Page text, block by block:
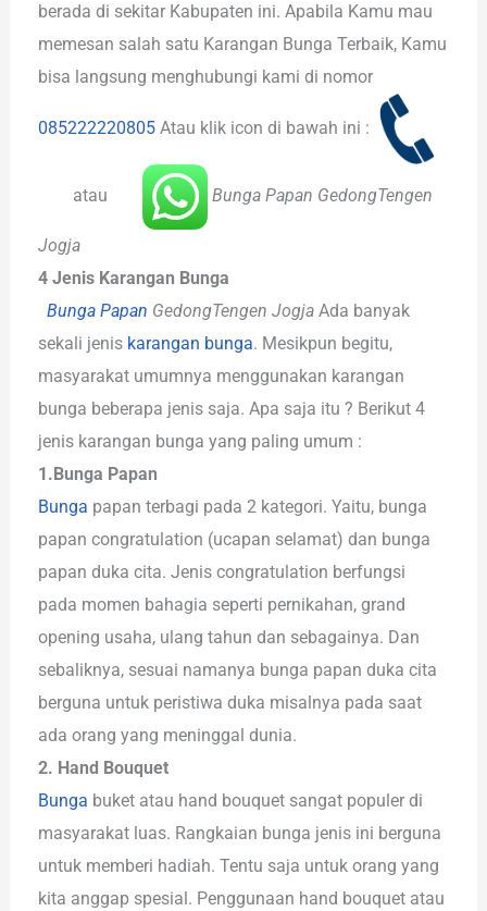
berada di sekitar Kabupaten ini. Apabila Kamu mau
memesan salah satu Karangan Bunga Terbaik, Kamu
bisa langsung menghubungi kami di nomor
085222220805 Atau klik icon di bawah ini :
atau Bunga Papan GedongTengen
Jogja
4 Jenis Karangan Bunga
Bunga Papan GedongTengen Jogja Ada banyak
sekali jenis karangan bunga. Mesikpun begitu,
masyarakat umumnya menggunakan karangan
bunga beberapa jenis saja. Apa saja itu ? Berikut 4
jenis karangan bunga yang paling umum :
1.Bunga Papan
Bunga papan terbagi pada 2 kategori. Yaitu, bunga
papan congratulation (ucapan selamat) dan bunga
papan duka cita. Jenis congratulation berfungsi
pada momen bahagia seperti pernikahan, grand
opening usaha, ulang tahun dan sebagainya. Dan
sebaliknya, sesuai namanya bunga papan duka cita
berguna untuk peristiwa duka misalnya pada saat
ada orang yang meninggal dunia.
2. Hand Bouquet
Bunga buket atau hand bouquet sangat populer di
masyarakat luas. Rangkaian bunga jenis ini berguna
untuk memberi hadiah. Tentu saja untuk orang yang
kita anggap spesial. Penggunaan hand bouquet atau